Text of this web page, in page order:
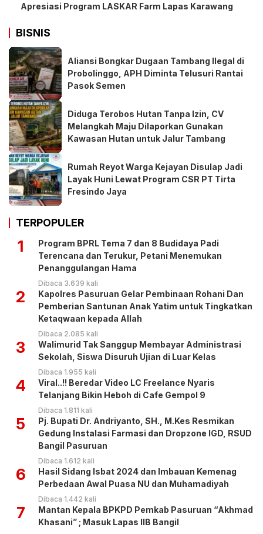
Apresiasi Program LASKAR Farm Lapas Karawang
BISNIS
Aliansi Bongkar Dugaan Tambang Ilegal di
Probolinggo, APH Diminta Telusuri Rantai
Pasok Semen
Diduga Terobos Hutan Tanpa Izin, CV
Melangkah Maju Dilaporkan Gunakan
Kawasan Hutan untuk Jalur Tambang
Rumah Reyot Warga Kejayan Disulap Jadi
Layak Huni Lewat Program CSR PT Tirta
Fresindo Jaya
TERPOPULER
1
Program BPRL Tema 7 dan 8 Budidaya Padi
Terencana dan Terukur, Petani Menemukan
Penanggulangan Hama
Dibaca 3.639 kali
2
Kapolres Pasuruan Gelar Pembinaan Rohani Dan
Pemberian Santunan Anak Yatim untuk Tingkatkan
Ketaqwaan kepada Allah
Dibaca 2.085 kali
3
Walimurid Tak Sanggup Membayar Administrasi
Sekolah, Siswa Disuruh Ujian di Luar Kelas
Dibaca 1.955 kali
4
Viral..!! Beredar Video LC Freelance Nyaris
Telanjang Bikin Heboh di Cafe Gempol 9
Dibaca 1.811 kali
5
Pj. Bupati Dr. Andriyanto, SH., M.Kes Resmikan
Gedung Instalasi Farmasi dan Dropzone IGD, RSUD
Bangil Pasuruan
Dibaca 1.612 kali
6
Hasil Sidang Isbat 2024 dan Imbauan Kemenag
Perbedaan Awal Puasa NU dan Muhamadiyah
Dibaca 1.442 kali
7
Mantan Kepala BPKPD Pemkab Pasuruan “Akhmad
Khasani” ; Masuk Lapas IIB Bangil